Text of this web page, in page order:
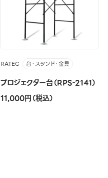
RATEC 台・スタンド・金具
プロジェクター台（RPS-2141）
11,000円（税込）